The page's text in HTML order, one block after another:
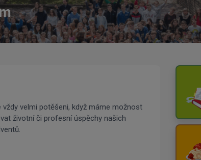
vždy velmi potěšeni, když máme možnost
životní či profesní úspěchy našich